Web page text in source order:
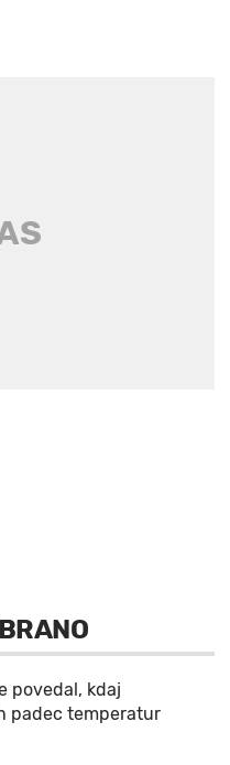
BRANO
povedal, kdaj
padec temperatur